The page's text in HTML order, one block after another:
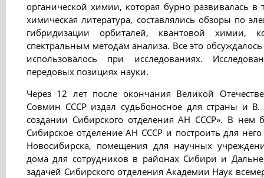
органической химии, которая бурно развивалась
химическая литература, составлялись обзоры по
гибридизации орбиталей, квантовой химии,
спектральным методам анализа. Все это
использовалось при исследованиях.
передовых позициях науки.
Через 12 лет после окончания Великой
Совмин СССР издал судьбоносное для страны и
создании Сибирского отделения АН СССР». В нем
Сибирское отделение АН СССР и построить для
Новосибирска, помещения для научных
дома для сотрудников в районах Сибири и
задачей Сибирского отделения Академии Наук